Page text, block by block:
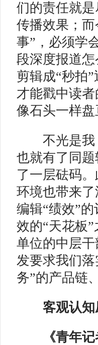
们的责任就
传播效果；
事”，必须学
段深度报道
剪辑成“秒拍
才能戳中读
像石头一样盘
不光是我，
也就有了同
了一层砝码
环境也带来
编辑“绩效”
效的“天花板
单位的中层
发要求我们
务”的产品链
客观认
《青年